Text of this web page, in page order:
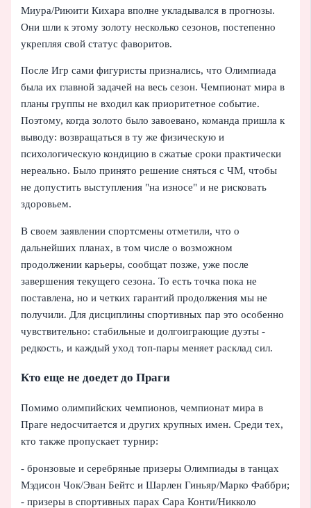
Миура/Риюити Кихара вполне укладывался в прогнозы.
Они шли к этому золоту несколько сезонов, постепенно
укрепляя свой статус фаворитов.
После Игр сами фигуристы признались, что Олимпиада
была их главной задачей на весь сезон. Чемпионат мира в
планы группы не входил как приоритетное событие.
Поэтому, когда золото было завоевано, команда пришла к
выводу: возвращаться в ту же физическую и
психологическую кондицию в сжатые сроки практически
нереально. Было принято решение сняться с ЧМ, чтобы
не допустить выступления "на износе" и не рисковать
здоровьем.
В своем заявлении спортсмены отметили, что о
дальнейших планах, в том числе о возможном
продолжении карьеры, сообщат позже, уже после
завершения текущего сезона. То есть точка пока не
поставлена, но и четких гарантий продолжения мы не
получили. Для дисциплины спортивных пар это особенно
чувствительно: стабильные и долгоиграющие дуэты -
редкость, и каждый уход топ-пары меняет расклад сил.
Кто еще не доедет до Праги
Помимо олимпийских чемпионов, чемпионат мира в
Праге недосчитается и других крупных имен. Среди тех,
кто также пропускает турнир:
- бронзовые и серебряные призеры Олимпиады в танцах
Мэдисон Чок/Эван Бейтс и Шарлен Гиньяр/Марко Фаббри;
- призеры в спортивных парах Сара Конти/Никколо